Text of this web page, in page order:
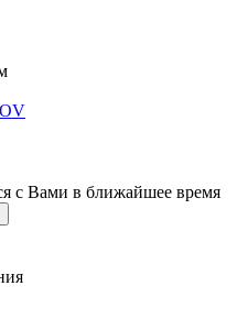
с Вами в ближайшее время